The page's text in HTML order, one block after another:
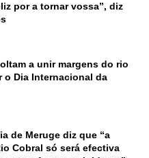
por a tornar vossa”, diz
a unir margens do rio
o Dia Internacional da
de Meruge diz que “a
Cobral só será efectiva